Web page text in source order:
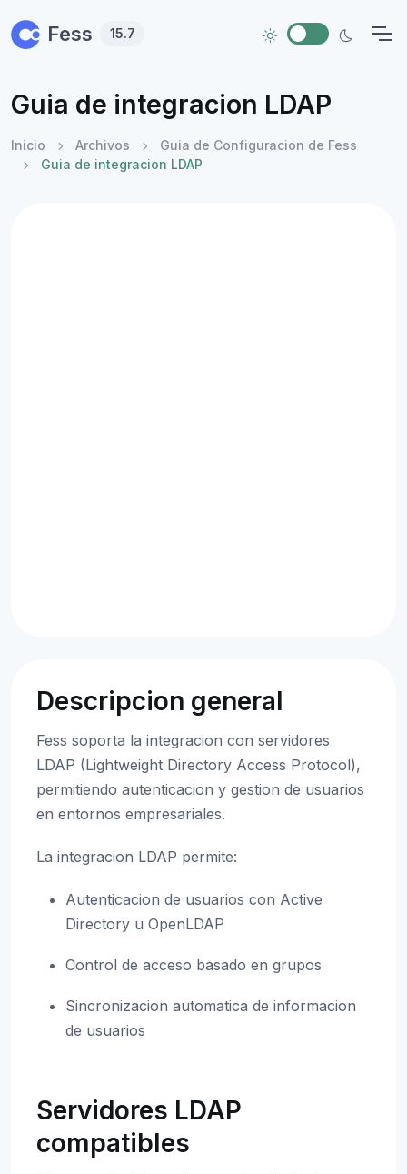
Fess 15.7
Guia de integracion LDAP
Inicio Archivos
Guia de Configuracion de Fess
Guia de integracion LDAP
Descripcion general
Fess soporta la integracion con servidores
LDAP (Lightweight Directory Access Protocol),
permitiendo autenticacion y gestion de usuarios
en entornos empresariales.
La integracion LDAP permite:
Autenticacion de usuarios con Active
Directory u OpenLDAP
Control de acceso basado en grupos
Sincronizacion automatica de informacion
de usuarios
Servidores LDAP
compatibles